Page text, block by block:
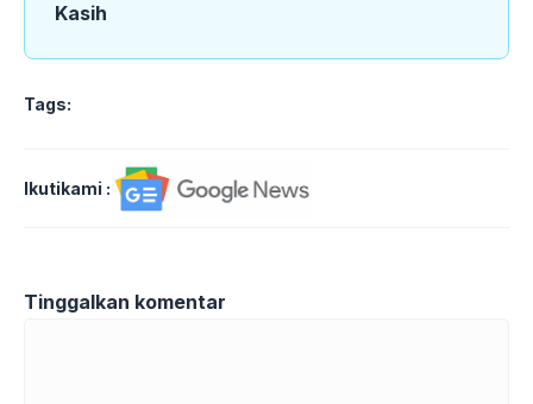
Kasih
Tags:
Ikutikami :
Tinggalkan komentar